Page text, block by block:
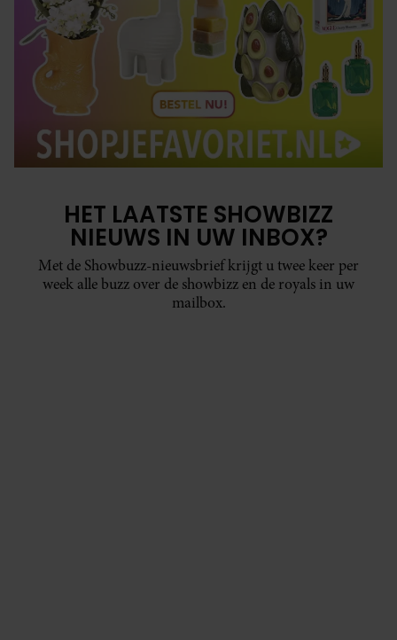
HET LAATSTE SHOWBIZZ
NIEUWS IN UW INBOX?
Met de Showbuzz-nieuwsbrief krijgt u twee keer per
week alle buzz over de showbizz en de royals in uw
mailbox.